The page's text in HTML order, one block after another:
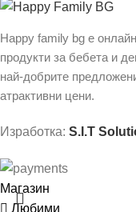
Happy family bg е
продукти за бебета и
най-добрите
атрактивни цени.
Изработка: S.I.T
Магазин
Любими